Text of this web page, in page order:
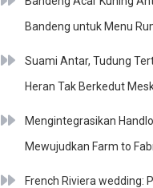
Bandeng untuk Menu
Suami Antar, Tudung
Heran Tak Berkedut
Mengintegrasikan
Mewujudkan Farm to
French Riviera wedding: